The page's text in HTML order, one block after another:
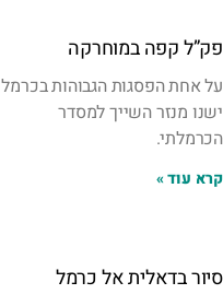
פק”ל קפה במוחרקה
על אחת הפסגות הגבוהות בכרמל
ישנו מנזר השייך למסדר
הכרמלתי.
קרא עוד »
סיור בדאלית אל כרמל